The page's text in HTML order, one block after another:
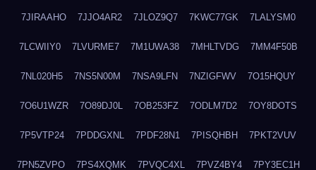
7JIRAAHO 7JJO4AR2 7JLOZ9Q7 7KWC77GK 7LALYSM0
7LCWIIY0 7LVURME7 7M1UWA38 7MHLTVDG 7MM4F50B
7NL020H5 7NS5N00M 7NSA9LFN 7NZIGFWV 7O15HQUY
7O6U1WZR 7O89DJ0L 7OB253FZ 7ODLM7D2 7OY8DOTS
7P5VTP24 7PDDGXNL 7PDF28N1 7PISQHBH 7PKT2VUV
7PN5ZVPO 7PS4XQMK 7PVQC4XL 7PVZ4BY4 7PY3EC1H